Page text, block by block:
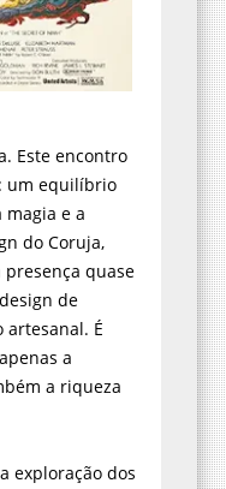
Este encontro
: um equilíbrio
magia e a
do Coruja,
quase
de
artesanal. É
a
a riqueza
exploração dos